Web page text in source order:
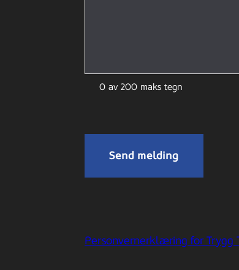
0 av 200 maks tegn
Personvernerklæring for Trygg